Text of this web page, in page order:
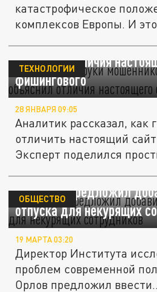
катастрофическое
комплексов Европы. И это
Не попасть в руки
объяснил отличия
фишингового
ТЕХНОЛОГИИ
28 ЯНВАРЯ 09:05
Аналитик рассказал, как
отличить настоящий
Эксперт поделился
Аналитик предложил
отпуска для некурящих
ОБЩЕСТВО
19 МАРТА 03:20
Директор Института
проблем современной
Орлов предложил ввести